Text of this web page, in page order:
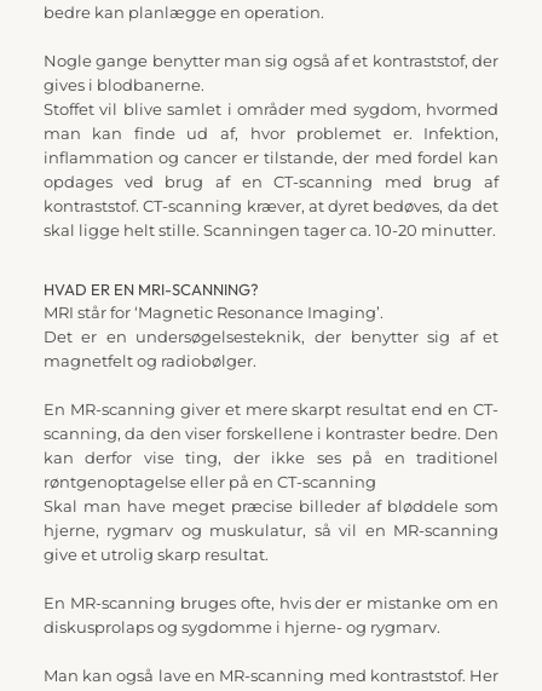
bedre kan planlægge en operation.
Nogle gange benytter man sig også af et kontraststof, der
gives i blodbanerne.
Stoffet vil blive samlet i områder med sygdom, hvormed
man kan finde ud af, hvor problemet er. Infektion,
inflammation og cancer er tilstande, der med fordel kan
opdages ved brug af en CT-scanning med brug af
kontraststof. CT-scanning kræver, at dyret bedøves, da det
skal ligge helt stille. Scanningen tager ca. 10-20 minutter.
HVAD ER EN MRI-SCANNING?
MRI står for ‘Magnetic Resonance Imaging’.
Det er en undersøgelsesteknik, der benytter sig af et
magnetfelt og radiobølger.
En MR-scanning giver et mere skarpt resultat end en CT-
scanning, da den viser forskellene i kontraster bedre. Den
kan derfor vise ting, der ikke ses på en traditionel
røntgenoptagelse eller på en CT-scanning
Skal man have meget præcise billeder af bløddele som
hjerne, rygmarv og muskulatur, så vil en MR-scanning
give et utrolig skarp resultat.
En MR-scanning bruges ofte, hvis der er mistanke om en
diskusprolaps og sygdomme i hjerne- og rygmarv.
Man kan også lave en MR-scanning med kontraststof. Her